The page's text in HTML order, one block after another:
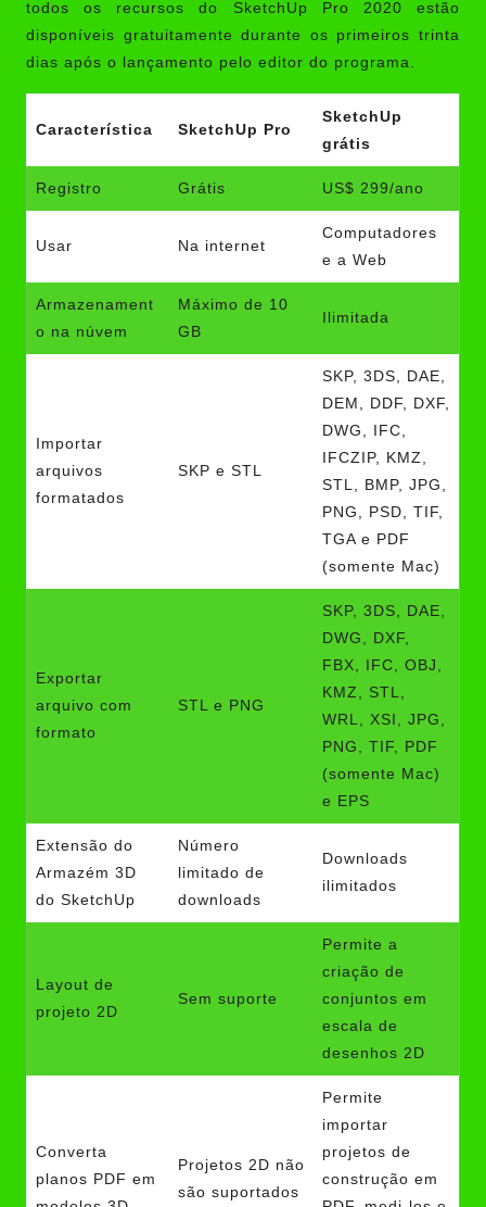
todos os recursos do SketchUp Pro 2020 estão
disponíveis gratuitamente durante os primeiros trinta
dias após o lançamento pelo editor do programa.
Característica SketchUp Pro
SketchUp
grátis
Registro Grátis US$ 299/ano
Usar Na internet
Computadores
e a Web
Armazenament
o na núvem
Máximo de 10
GB
Ilimitada
Importar
arquivos
formatados
SKP e STL
SKP, 3DS, DAE,
DEM, DDF, DXF,
DWG, IFC,
IFCZIP, KMZ,
STL, BMP, JPG,
PNG, PSD, TIF,
TGA e PDF
(somente Mac)
Exportar
arquivo com
formato
STL e PNG
SKP, 3DS, DAE,
DWG, DXF,
FBX, IFC, OBJ,
KMZ, STL,
WRL, XSI, JPG,
PNG, TIF, PDF
(somente Mac)
e EPS
Extensão do
Armazém 3D
do SketchUp
Número
limitado de
downloads
Downloads
ilimitados
Layout de
projeto 2D
Sem suporte
Permite a
criação de
conjuntos em
escala de
desenhos 2D
Converta
planos PDF em
Projetos 2D não
são suportados
Permite
importar
projetos de
construção em